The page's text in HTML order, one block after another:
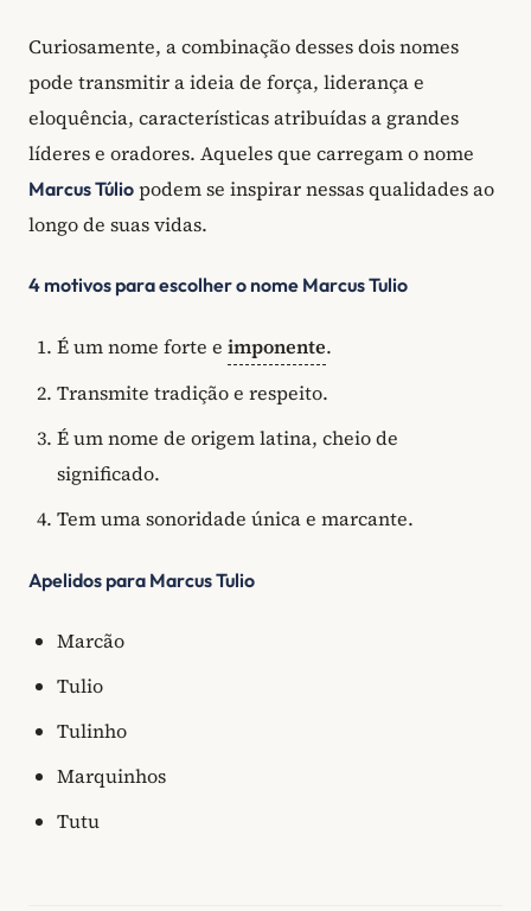
Curiosamente, a combinação desses dois nomes
pode transmitir a ideia de força, liderança e
eloquência, características atribuídas a grandes
líderes e oradores. Aqueles que carregam o nome
Marcus Túlio podem se inspirar nessas qualidades ao
longo de suas vidas.
4 motivos para escolher o nome Marcus Tulio
É um nome forte e imponente.
Transmite tradição e respeito.
É um nome de origem latina, cheio de
significado.
Tem uma sonoridade única e marcante.
Apelidos para Marcus Tulio
Marcão
Tulio
Tulinho
Marquinhos
Tutu